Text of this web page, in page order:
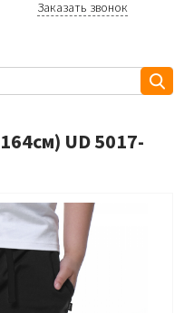
Заказать звонок
UD 5017-